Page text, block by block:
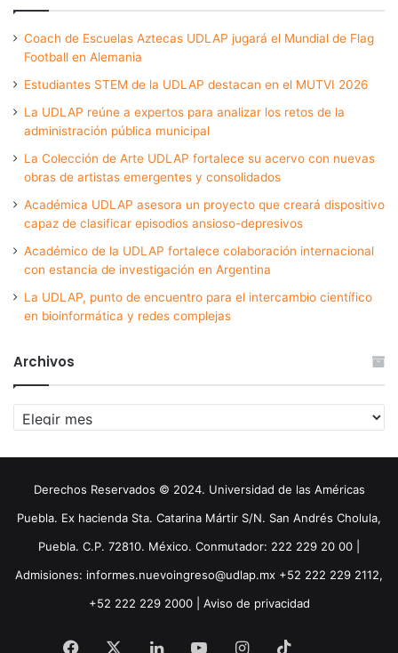
Coach de Escuelas Aztecas UDLAP jugará el Mundial de Flag
Football en Alemania
Estudiantes STEM de la UDLAP destacan en el MUTVI 2026
La UDLAP reúne a expertos para analizar los retos de la
administración pública municipal
La Colección de Arte UDLAP fortalece su acervo con nuevas
obras de artistas emergentes y consolidados
Académica UDLAP asesora un proyecto que creará dispositivo
capaz de clasificar episodios ansioso-depresivos
Académico de la UDLAP fortalece colaboración internacional
con estancia de investigación en Argentina
La UDLAP, punto de encuentro para el intercambio científico
en bioinformática y redes complejas
Archivos
Archivos
Derechos Reservados © 2024. Universidad de las Américas
Puebla. Ex hacienda Sta. Catarina Mártir S/N. San Andrés Cholula,
Puebla. C.P. 72810. México. Conmutador: 222 229 20 00 |
Admisiones: informes.nuevoingreso@udlap.mx +52 222 229 2112,
+52 222 229 2000 | Aviso de privacidad
Facebook LinkedInYouTubeInstagram